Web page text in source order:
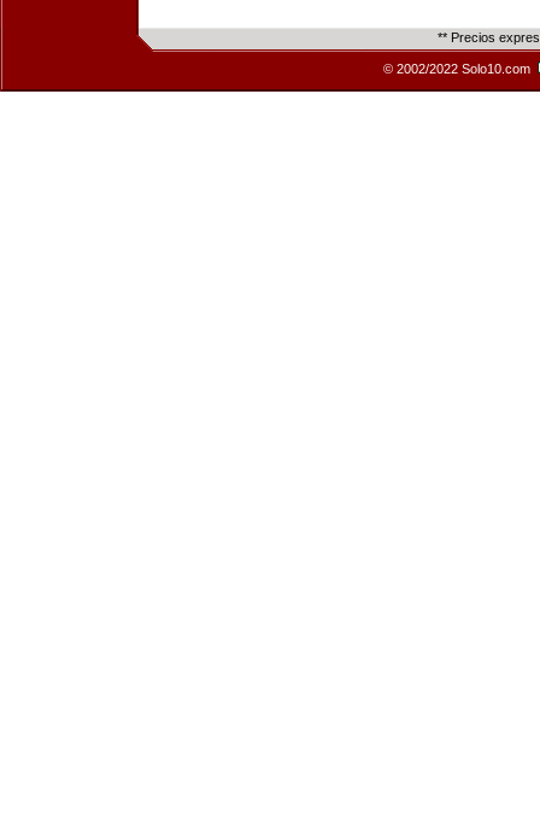
** Precios
© 2002/2022 Solo10.com